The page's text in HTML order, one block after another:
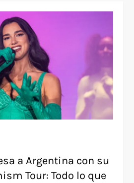
a Argentina con su
Tour: Todo lo que